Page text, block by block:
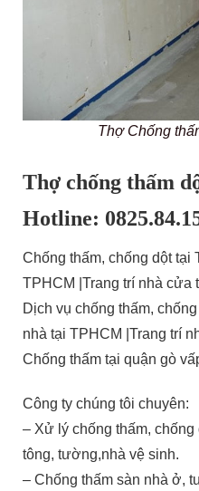
Thợ Chống
Thợ chống thấm
Hotline:
Chống thấm, chống dột
TPHCM |Trang trí nhà cửa
Dịch vụ chống thấm,
nhà tại TPHCM |Trang trí
Chống thấm tại quận gò
Công ty chúng tôi chuyên:
– Xử lý chống thấm,
tông, tường,nhà vệ sinh.
– Chống thấm sàn nhà ở,